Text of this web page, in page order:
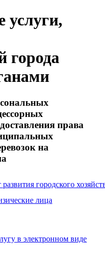
города
права
на
городского
лица
в электронном виде